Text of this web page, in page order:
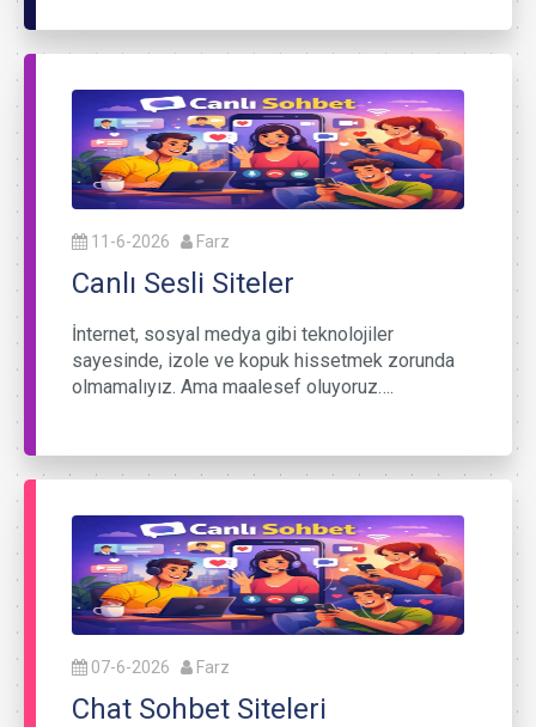
11-6-2026 Farz
Canlı Sesli Siteler
İnternet, sosyal medya gibi teknolojiler
sayesinde, izole ve kopuk hissetmek zorunda
olmamalıyız. Ama maalesef oluyoruz….
07-6-2026 Farz
Chat Sohbet Siteleri